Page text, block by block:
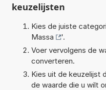
keuzelijsten
Kies de juiste
Massa
'.
Voer vervolgens de
converteren.
Kies uit de keuzelijst
de waarde die u wilt